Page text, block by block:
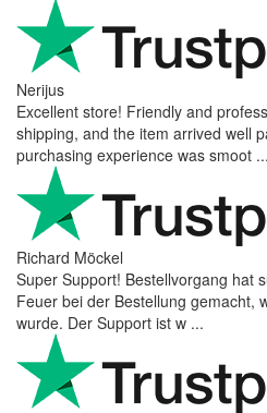
Nerijus
Excellent store! Friendly and
shipping, and the item arrived well
purchasing experience was smoot ...
Richard Möckel
Super Support! Bestellvorgang hat
Feuer bei der Bestellung gemacht,
wurde. Der Support ist w ...